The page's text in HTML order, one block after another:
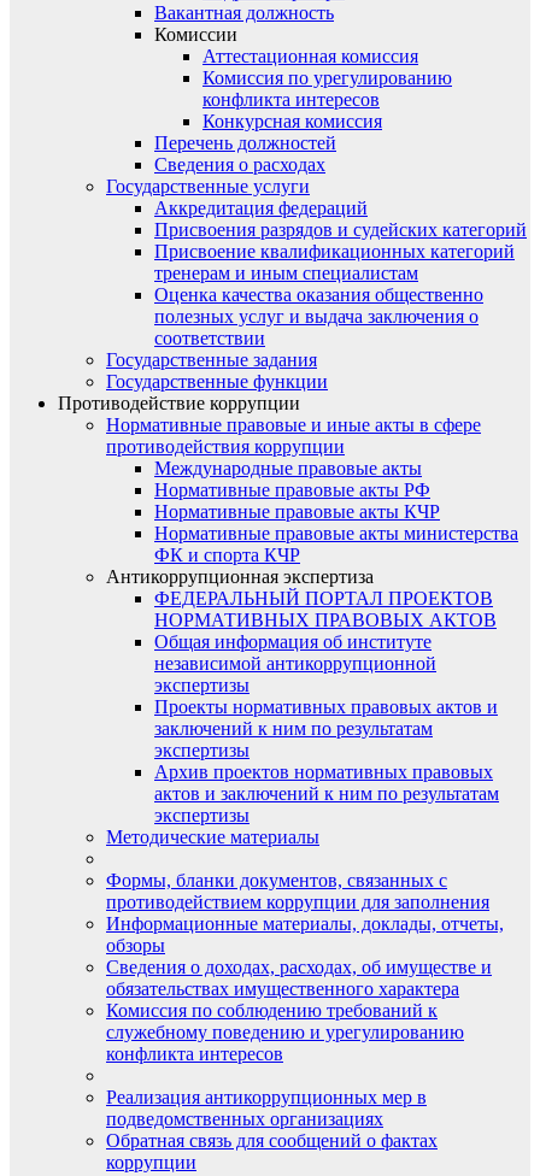
Вакантная должность
Комиссии
Аттестационная комиссия
Комиссия по урегулированию
конфликта интересов
Конкурсная комиссия
Перечень должностей
Сведения о расходах
Государственные услуги
Аккредитация федераций
Присвоения разрядов и судейских категорий
Присвоение квалификационных категорий
тренерам и иным специалистам
Оценка качества оказания общественно
полезных услуг и выдача заключения о
соответствии
Государственные задания
Государственные функции
Противодействие коррупции
Нормативные правовые и иные акты в сфере
противодействия коррупции
Международные правовые акты
Нормативные правовые акты РФ
Нормативные правовые акты КЧР
Нормативные правовые акты министерства
ФК и спорта КЧР
Антикоррупционная экспертиза
ФЕДЕРАЛЬНЫЙ ПОРТАЛ ПРОЕКТОВ
НОРМАТИВНЫХ ПРАВОВЫХ АКТОВ
Общая информация об институте
независимой антикоррупционной
экспертизы
Проекты нормативных правовых актов и
заключений к ним по результатам
экспертизы
Архив проектов нормативных правовых
актов и заключений к ним по результатам
экспертизы
Методические материалы
Формы, бланки документов, связанных с
противодействием коррупции для заполнения
Информационные материалы, доклады, отчеты,
обзоры
Сведения о доходах, расходах, об имуществе и
обязательствах имущественного характера
Комиссия по соблюдению требований к
служебному поведению и урегулированию
конфликта интересов
Реализация антикоррупционных мер в
подведомственных организациях
Обратная связь для сообщений о фактах
коррупции